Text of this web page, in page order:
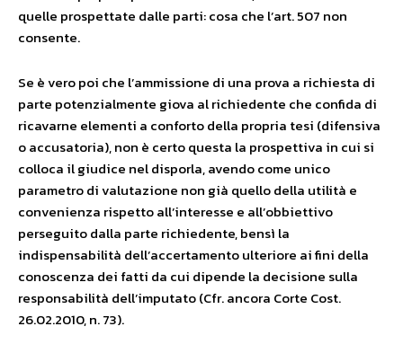
quelle prospettate dalle parti: cosa che l’art. 507 non
consente.
Se è vero poi che l’ammissione di una prova a richiesta di
parte potenzialmente giova al richiedente che confida di
ricavarne elementi a conforto della propria tesi (difensiva
o accusatoria), non è certo questa la prospettiva in cui si
colloca il giudice nel disporla, avendo come unico
parametro di valutazione non già quello della utilità e
convenienza rispetto all’interesse e all’obbiettivo
perseguito dalla parte richiedente, bensì la
indispensabilità dell’accertamento ulteriore ai fini della
conoscenza dei fatti da cui dipende la decisione sulla
responsabilità dell’imputato (Cfr. ancora Corte Cost.
26.02.2010, n. 73).